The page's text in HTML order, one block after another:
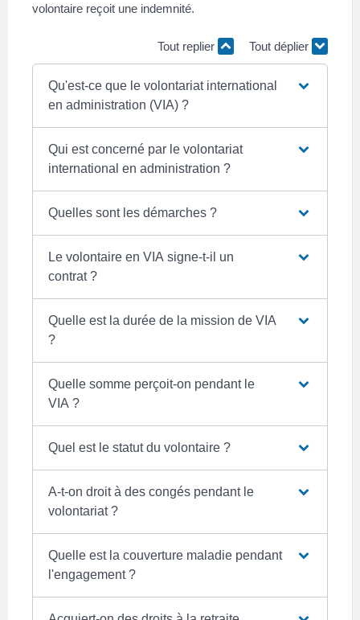
volontaire reçoit une indemnité.
Tout replier Tout déplier
Qu'est-ce que le volontariat international
en administration (VIA) ?
Qui est concerné par le volontariat
international en administration ?
Quelles sont les démarches ?
Le volontaire en VIA signe-t-il un
contrat ?
Quelle est la durée de la mission de VIA
?
Quelle somme perçoit-on pendant le
VIA ?
Quel est le statut du volontaire ?
A-t-on droit à des congés pendant le
volontariat ?
Quelle est la couverture maladie pendant
l'engagement ?